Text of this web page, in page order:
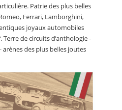
Patrie des plus belles
Ferrari, Lamborghini,
joyaux automobiles
Terre de circuits d’anthologie -
des plus belles joutes